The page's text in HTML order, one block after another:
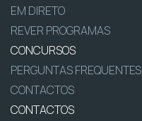
EM DIRETO
REVER PROGRAMAS
CONCURSOS
PERGUNTAS FREQUENTES
CONTACTOS
CONTACTOS